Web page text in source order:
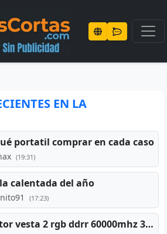
EN LA
portatil comprar en cada caso
(19:31)
calentada del año
(17:23)
acer predator vesta 2 rgb ddrr 60000mhz 32gb x2 16gb